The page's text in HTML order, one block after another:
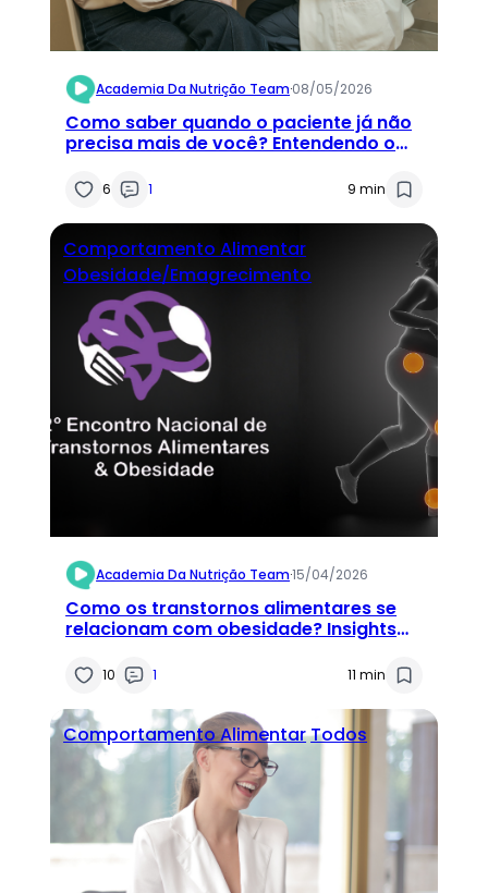
Academia Da Nutrição Team·08/05/2026
Como saber quando o paciente já não
precisa mais de você? Entendendo o
6 1 9 min
Comportamento Alimentar
Obesidade/Emagrecimento
Academia Da Nutrição Team·15/04/2026
Como os transtornos alimentares se
relacionam com obesidade? Insights
Transtornos Alimentares e Obesidade”
10 1 11 min
Comportamento AlimentarTodos